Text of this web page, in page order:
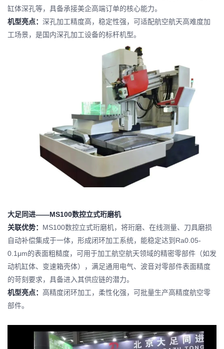
缸体深孔等，具备承接美企高端订单的核心能力。
机型亮点： 深孔加工精度高，稳定性强，可适配航空航天高难度加
工场景，是国内深孔加工设备的标杆机型。
大足同进——MS100数控立式珩磨机
关联优势： MS100数控立式珩磨机，将珩磨、在线测量、刀具磨损
自动补偿集成于一体，形成闭环加工系统，能稳定达到Ra0.05-
0.1μm的表面粗糙度，可用于加工航空航天领域的精密零部件（如发
动机缸体、变速箱壳体），满足通用电气、波音对零部件表面精度
的苛刻要求，具备进入其供应链的潜力。
机型亮点： 高精度闭环加工，柔性化强，可批量生产高精度航空零
部件。